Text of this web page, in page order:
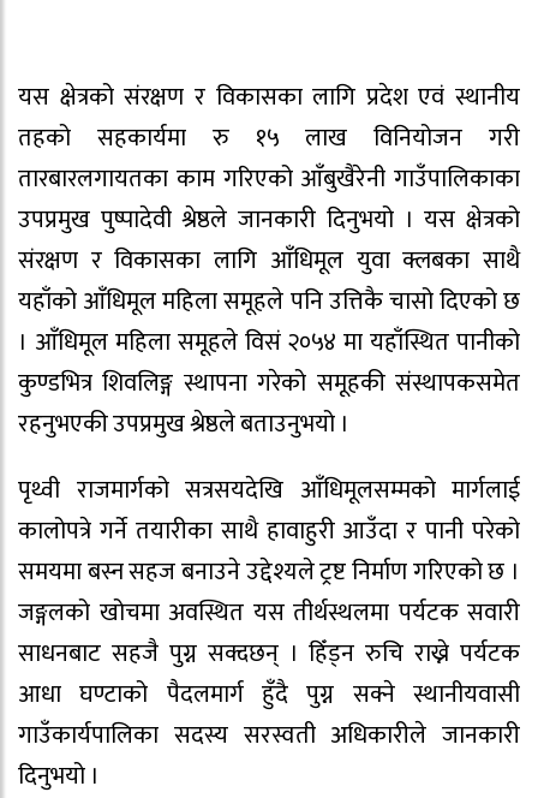
यस क्षेत्रको संरक्षण र विकासका लागि प्रदेश एवं स्थानीय
तहको सहकार्यमा रु १५ लाख विनियोजन गरी
तारबारलगायतका काम गरिएको आँबुखैरेनी गाउँपालिकाका
उपप्रमुख पुष्पादेवी श्रेष्ठले जानकारी दिनुभयो । यस क्षेत्रको
संरक्षण र विकासका लागि आँधिमूल युवा क्लबका साथै
यहाँको आँधिमूल महिला समूहले पनि उत्तिकै चासो दिएको छ
। आँधिमूल महिला समूहले विसं २०५४ मा यहाँस्थित पानीको
कुण्डभित्र शिवलिङ्ग स्थापना गरेको समूहकी संस्थापकसमेत
रहनुभएकी उपप्रमुख श्रेष्ठले बताउनुभयो ।
पृथ्वी राजमार्गको सत्रसयदेखि आँधिमूलसम्मको मार्गलाई
कालोपत्रे गर्ने तयारीका साथै हावाहुरी आउँदा र पानी परेको
समयमा बस्न सहज बनाउने उद्देश्यले ट्रष्ट निर्माण गरिएको छ ।
जङ्गलको खोचमा अवस्थित यस तीर्थस्थलमा पर्यटक सवारी
साधनबाट सहजै पुग्न सक्दछन् । हिँड्न रुचि राख्ने पर्यटक
आधा घण्टाको पैदलमार्ग हुँदै पुग्न सक्ने स्थानीयवासी
गाउँकार्यपालिका सदस्य सरस्वती अधिकारीले जानकारी
दिनुभयो ।